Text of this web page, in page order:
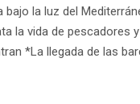
la luz del
la vida de pescadores
*La llegada de las